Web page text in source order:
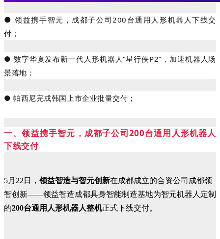
●领益携手智元，成都子公司200台通用人形机器人下线交
付；
● 数字华夏发布新一代人形机器人“星行侠P2”，加速机器人场
景落地；
●帕西尼完成韩国上市企业批量交付；
一、领益携手智元，成都子公司200台通用人形机器人
下线交付
5月22日， 领益智造与智元创新在成都成立的合资公司成都领
智创新——领益智造成都具身智能制造基地为智元机器人定制
的200台通用人形机器人整机正式下线交付。